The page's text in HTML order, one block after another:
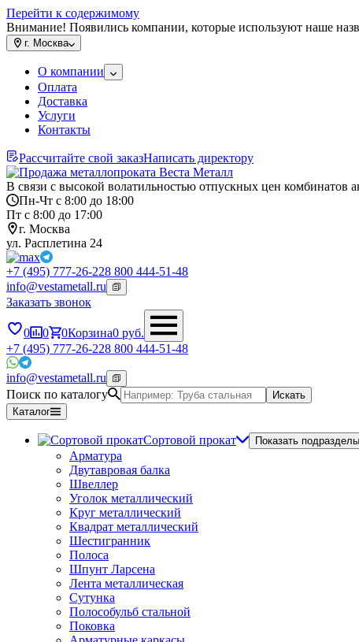
Перейти к содержимому
Внимание! Появились компании, которые используют наше
г. Москва
О компании
Оплата
Доставка
Услуги
Контакты
Рассчитайте свой заказНаписать директору
В связи с высокой волатильностью отпускных цен комбинатов
Пн-Чт с 8:00 до 18:00
Пт с 8:00 до 17:00
г. Москва
ул. Расплетина 24
+7 (495) 777-26-228 800 444-51-48
info@vestametall.ru
Заказать звонок
0 0 0Корзина0 руб.
+7 (495) 777-26-228 800 444-51-48
info@vestametall.ru
Поиск по каталогу
Искать
Каталог
Сортовой прокат Показать
Арматура
Двутавровая балка
Швеллер
Уголок металлический
Круг металлический
Квадрат металлический
Шестигранник
Полоса
Шпунт Ларсена
Лента металлическая
Сутунка
Полособульб стальной
Поковка